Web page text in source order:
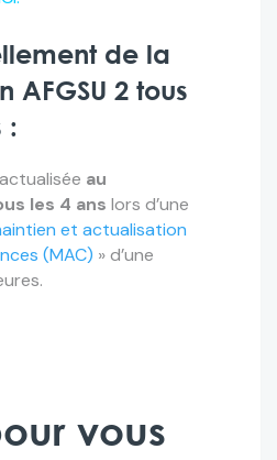
de la
AFGSU 2 tous
:
au
les 4 ans lors d’une
et actualisation
(MAC) » d’une
vous